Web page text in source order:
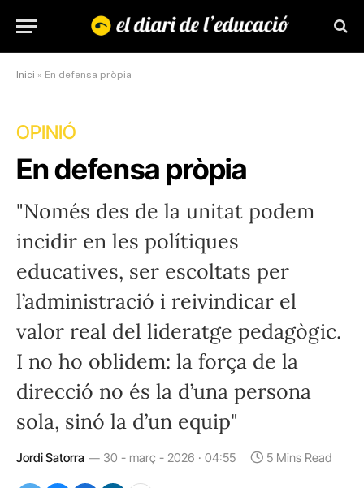
Inici » En defensa pròpia
OPINIÓ
En defensa pròpia
"Només des de la unitat podem
incidir en les polítiques
educatives, ser escoltats per
l’administració i reivindicar el
valor real del lideratge pedagògic.
I no ho oblidem: la força de la
direcció no és la d’una persona
sola, sinó la d’un equip"
Jordi Satorra 30 - març - 2026 · 04:55 5 Mins Read